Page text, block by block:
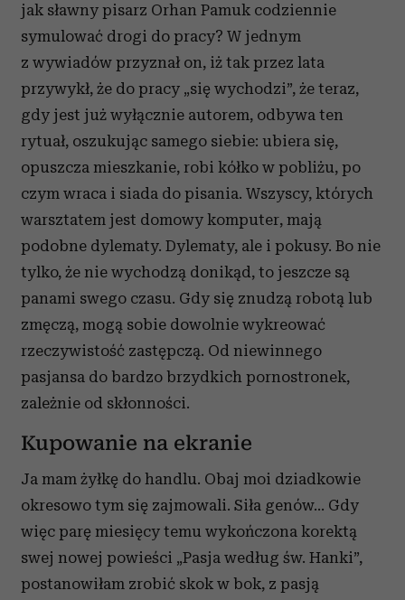
jak sławny pisarz Orhan Pamuk codziennie
symulować drogi do pracy? W jednym
z wywiadów przyznał on, iż tak przez lata
przywykł, że do pracy „się wychodzi”, że teraz,
gdy jest już wyłącznie autorem, odbywa ten
rytuał, oszukując samego siebie: ubiera się,
opuszcza mieszkanie, robi kółko w pobliżu, po
czym wraca i siada do pisania. Wszyscy, których
warsztatem jest domowy komputer, mają
podobne dylematy. Dylematy, ale i pokusy. Bo nie
tylko, że nie wychodzą donikąd, to jeszcze są
panami swego czasu. Gdy się znudzą robotą lub
zmęczą, mogą sobie dowolnie wykreować
rzeczywistość zastępczą. Od niewinnego
pasjansa do bardzo brzydkich pornostronek,
zależnie od skłonności.
Kupowanie na ekranie
Ja mam żyłkę do handlu. Obaj moi dziadkowie
okresowo tym się zajmowali. Siła genów… Gdy
więc parę miesięcy temu wykończona korektą
swej nowej powieści „Pasja według św. Hanki”,
postanowiłam zrobić skok w bok, z pasją